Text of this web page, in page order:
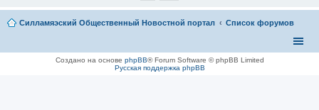
Силламяэский Общественный Новостной портал Список форумов
Создано на основе phpBB® Forum Software © phpBB Limited
Русская поддержка phpBB